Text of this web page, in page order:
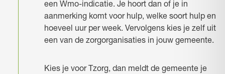
een Wmo-indicatie. Je hoort dan of je in
aanmerking komt voor hulp, welke soort hulp en
hoeveel uur per week. Vervolgens kies je zelf uit
een van de zorgorganisaties in jouw gemeente.
Kies je voor Tzorg, dan meldt de gemeente je